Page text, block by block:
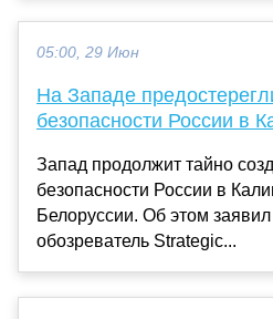
05:00, 29 Июн
На Западе
безопасности России в
Запад продолжит тайно
безопасности России в
Белоруссии. Об этом
обозреватель Strategic...